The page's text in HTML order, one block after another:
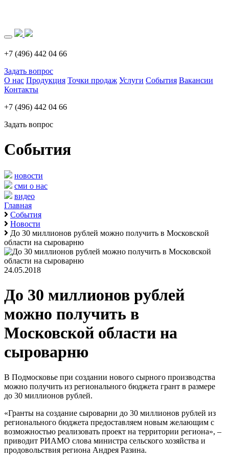
+7 (496) 442 04 66
Задать вопрос
О нас Продукция Точки продаж Услуги События Вакансии
Контакты
+7 (496) 442 04 66
Задать вопрос
События
новости
сми о нас
видео
Главная
События
Новости
До 30 миллионов рублей можно получить в Московской
области на сыроварню
24.05.2018
До 30 миллионов рублей
можно получить в
Московской области на
сыроварню
В Подмосковье при создании нового сырного производства
можно получить из регионального бюджета грант в размере
до 30 миллионов рублей.
«Гранты на создание сыроварни до 30 миллионов рублей из
регионального бюджета предоставляем новым желающим с
возможностью реализовать проект на территории региона», –
приводит РИАМО слова министра сельского хозяйства и
продовольствия региона Андрея Разина.